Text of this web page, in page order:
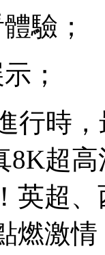
驗；
；
行時
8K超
英超
燃激